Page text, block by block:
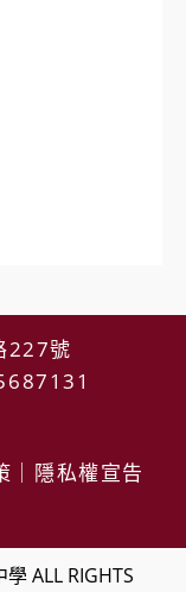
227號
隱私權宣告
ALL RIGHTS